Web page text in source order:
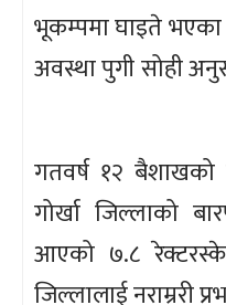
भूकम्पमा घाइते
अवस्था पुगी सोही
गतवर्ष १२ बैशाखको
गोर्खा जिल्लाको
आएको ७.८
जिल्लालाई नराम्ररी